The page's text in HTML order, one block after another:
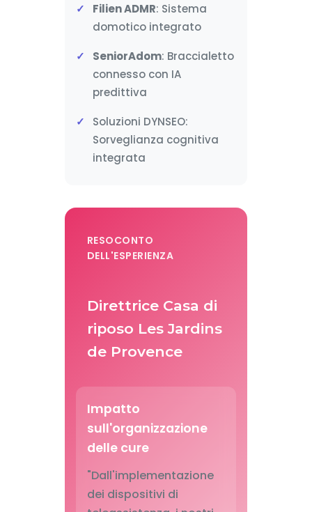
Filien ADMR: Sistema
domotico integrato
SeniorAdom: Braccialetto
connesso con IA
predittiva
Soluzioni DYNSEO:
Sorveglianza cognitiva
integrata
RESOCONTO
DELL'ESPERIENZA
Direttrice Casa di
riposo Les Jardins
de Provence
Impatto
sull'organizzazione
delle cure
"Dall'implementazione
dei dispositivi di